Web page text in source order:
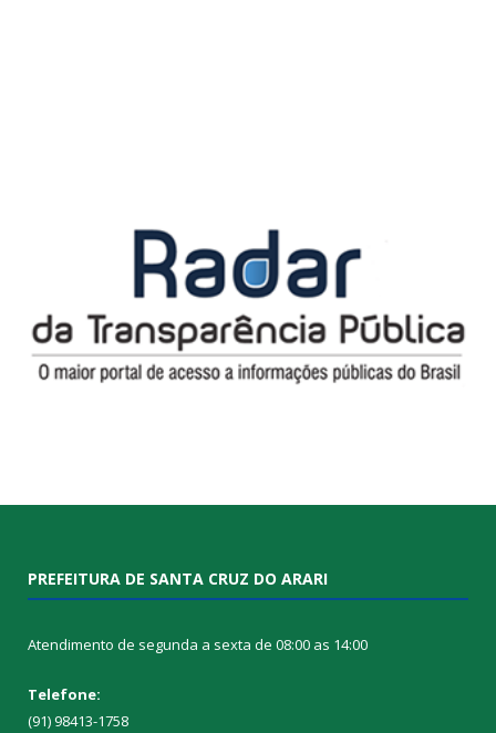
PREFEITURA DE SANTA CRUZ DO ARARI
Atendimento de segunda a sexta de 08:00 as 14:00
Telefone:
(91) 98413-1758